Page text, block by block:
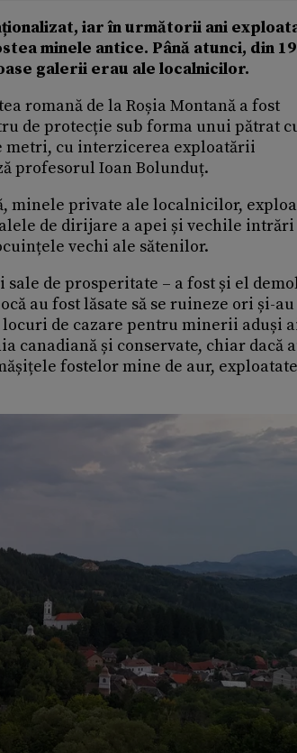
iar în următorii ani
minele antice. Până atunci, din
galerii erau ale localnicilor.
romană de la Roșia Montană a fost
de protecție sub forma unui pătrat
metri, cu interzicerea exploatării
profesorul Ioan Bolunduț.
minele private ale localnicilor,
de dirijare a apei și vechile
vechi ale sătenilor.
de prosperitate – a fost și el
au fost lăsate să se ruineze ori și-au
de cazare pentru minerii aduși
canadiană și conservate, chiar dacă
fostelor mine de aur,